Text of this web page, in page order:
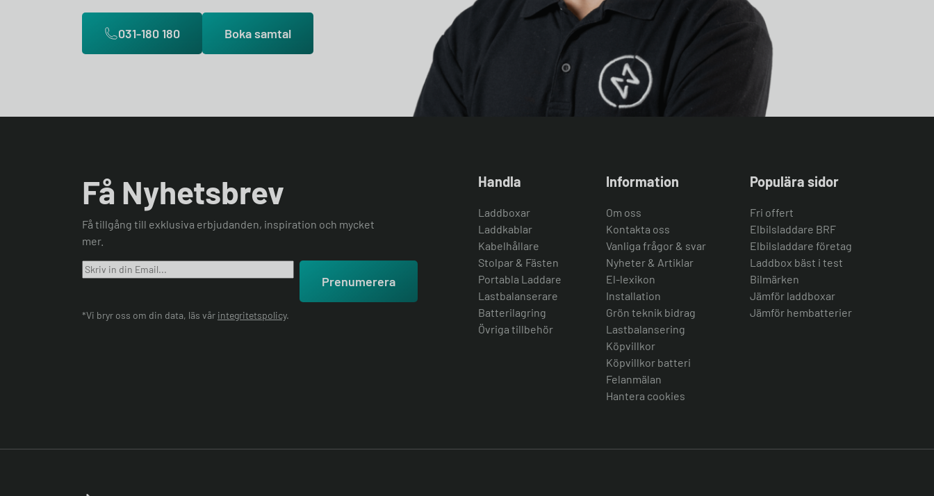
031-180 180 Boka samtal
Få Nyhetsbrev
Få tillgång till exklusiva erbjudanden, inspiration och mycket
mer.
Prenumerera
*Vi bryr oss om din data, läs vår integritetspolicy.
Handla
Laddboxar
Laddkablar
Kabelhållare
Stolpar & Fästen
Portabla Laddare
Lastbalanserare
Batterilagring
Övriga tillbehör
Information
Om oss
Kontakta oss
Vanliga frågor & svar
Nyheter & Artiklar
El-lexikon
Installation
Grön teknik bidrag
Lastbalansering
Köpvillkor
Köpvillkor batteri
Felanmälan
Hantera cookies
Populära sidor
Fri offert
Elbilsladdare BRF
Elbilsladdare företag
Laddbox bäst i test
Bilmärken
Jämför laddboxar
Jämför hembatterier